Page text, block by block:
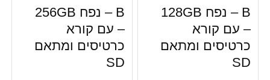
B – נפח 128GB
– עם קורא
כרטיסים ומתאם
SD
B – נפח 256GB
– עם קורא
כרטיסים ומתאם
SD